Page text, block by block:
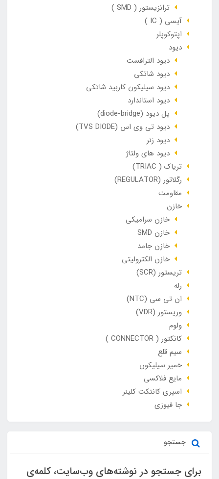
ترانزیستور ( SMD )
آیسی ( IC )
اپتوکوپلر
دیود
دیود الترافست
دیود شاتکی
دیود سیلیکون کاربید شاتکی
دیود استاندارد
پل دیود (diode-bridge)
دیود تی وی اس (TVS DIODE)
دیود زنر
دیود های ولتاژ
تریاک ( TRIAC)
رگلاتور (REGULATOR)
مقاومت
خازن
خازن سرامیکی
خازن SMD
خازن جامد
خازن الکترولیتی
تریستور (SCR)
رله
ان تی سی (NTC)
وریستور (VDR)
ولوم
کانکتور ( CONNECTOR )
سیم قلع
خمیر سیلیکون
مایع فلاکسی
اسپری کانتکت کلینر
جا فیوزی
جستجو
برای جستجو در نوشته‌های وب‌سایت، کلمه‌ی